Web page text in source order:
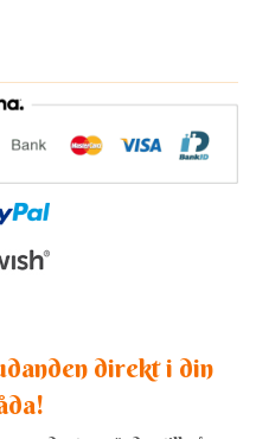
direkt i din